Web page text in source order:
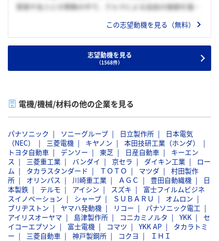
家族や友人との移動の中で、クルマによる自由の価値を強く
ためには環境課題の解決が不可欠であると考えている。電動
難しいと感じており、その中でFCEVは有力な選択肢であると
捉えている。これまで培ってきた粘り強い検証力と、周囲を
この志望動機を見る（無料）
志望動機を見る
（1568件）
電機/機械/材料の他の企業を見る
パナソニック ソニーグループ 日立製作所
日本電気
（NEC）
三菱電機 キヤノン
本田技研工業（ホンダ）
トヨタ自動車
デンソー 東芝 日産自動車
キーエン
ス
三菱重工業 バンダイ 京セラ ダイキン工業
ロー
ム
タカラスタンダード ＴＯＴＯ マツダ
村田製作
所
オリンパス 川崎重工業 ＡＧＣ 豊田自動織機
日
本製鉄
テルモ アイシン スズキ
富士フイルムビジネ
スイノベーション
シャープ ＳＵＢＡＲＵ
オムロン
ブリヂストン
ヤマハ発動機 リコー
パナソニック電工
アイリスオーヤマ
島津製作所 コニカミノルタ YKK
セ
イコーエプソン
富士電機 コマツ YKK AP
タカラトミ
ー
三菱自動車 神戸製鋼所 コクヨ ＩＨＩ